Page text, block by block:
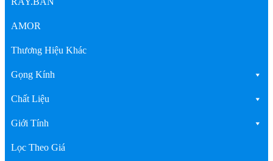
AMOR
Thương Hiệu Khác
Gọng Kính
Chất Liệu
Giới Tính
Lọc Theo Giá